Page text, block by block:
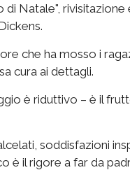
Natale",
che ha mosso i
cura ai dettagli.
è riduttivo – è il
soddisfazioni
è il rigore a far da